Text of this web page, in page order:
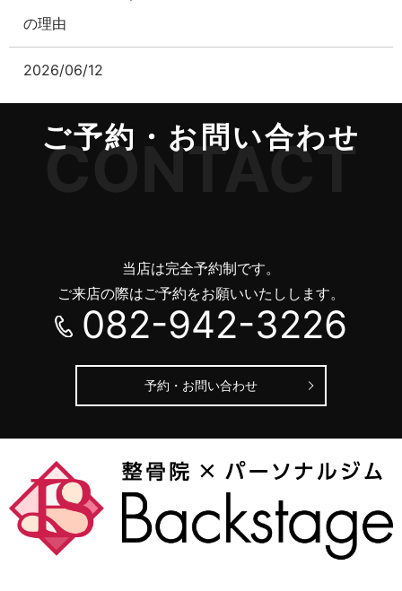
の理由
2026/06/12
その腰痛、「腰が弱い」せいじゃないかもしれません
2026/05/21
五月病対策｜管理栄養士が教える心と体を整える3つの
ご予約・お問い合わせ
CONTACT
当店は完全予約制です。
ご来店の際はご予約をお願いいたしします。
082-942-3226
予約・お問い合わせ